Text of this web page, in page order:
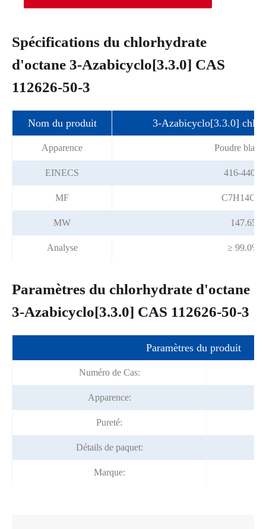
Spécifications du chlorhydrate
d'octane 3-Azabicyclo[3.3.0] CAS
112626-50-3
Nom du produit 3-Azabicyclo[3.3.0]
Apparence Poudre
EINECS 416-440-5
MF C7H14ClN
MW 147.65
Analyse ≥ 99.0%
Paramètres du chlorhydrate d'octane
3-Azabicyclo[3.3.0] CAS 112626-50-3
Paramètres du produit
Numéro de Cas:
Apparence:
Pureté:
Détails de paquet:
Marque: